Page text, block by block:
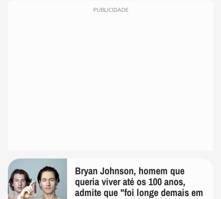
PUBLICIDADE
Bryan Johnson, homem que
queria viver até os 100 anos,
admite que "foi longe demais em